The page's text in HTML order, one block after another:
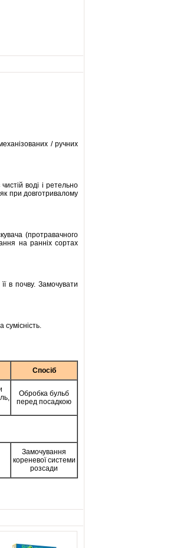
/ ручних
воді і ретельно
при довготривалому
(протравачного
на ранніх сортах
в почву. Замочувати
Спосіб
Обробка бульб
перед посадкою
Замочування
кореневої системи
розсади